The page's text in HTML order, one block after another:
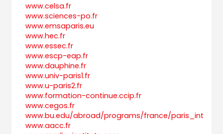
www.celsa.fr
www.sciences-po.fr
www.emsaparis.eu
www.hec.fr
www.essec.fr
www.escp-eap.fr
www.dauphine.fr
www.univ-paris1.fr
www.u-paris2.fr
www.formation-continue.ccip.fr
www.cegos.fr
www.bu.edu/abroad/programs/france/paris_int
www.aacc.fr